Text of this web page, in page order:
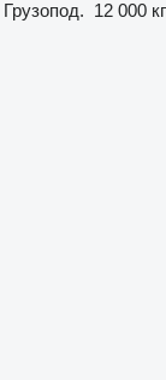
Грузопод. 12 000 кг